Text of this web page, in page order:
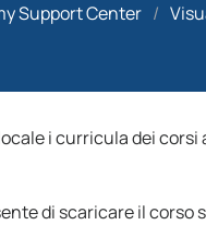
Support Center /
i curricula dei corsi
di scaricare il corso